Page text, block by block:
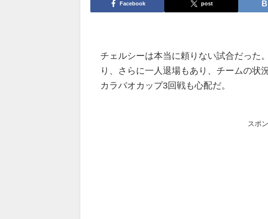
Facebook post
チェルシーは本当に頼りない試合だった
り、さらに一人退場もあり、チームの状
カラバオカップ3回戦も心配だ。
スポ